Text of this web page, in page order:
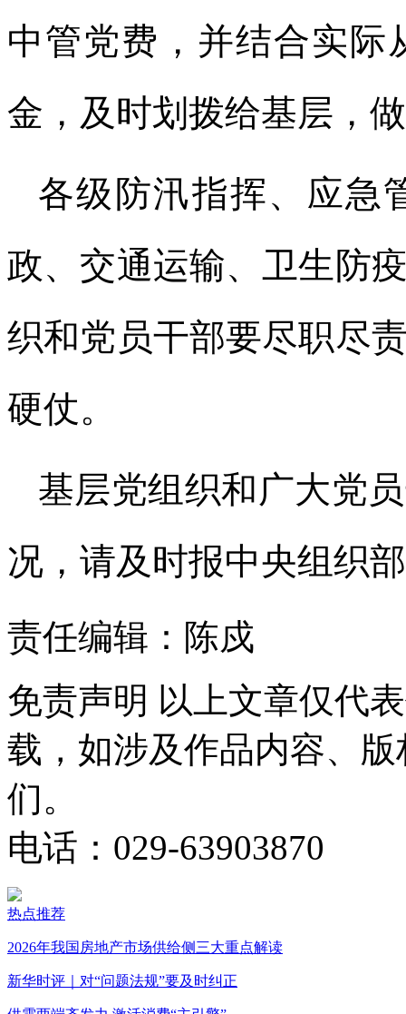
中管党费，并结合实际
金，及时划拨给基层，
各级防汛指挥、应急
政、交通运输、卫生防
织和党员干部要尽职尽
硬仗。
基层党组织和广大党
况，请及时报中央组织
责任编辑：陈戍
免责声明 以上文章仅代
载，如涉及作品内容、
们。
电话：029-63903870
热点推荐
2026年我国房地产市场供给侧三大重点解读
新华时评｜对“问题法规”要及时纠正